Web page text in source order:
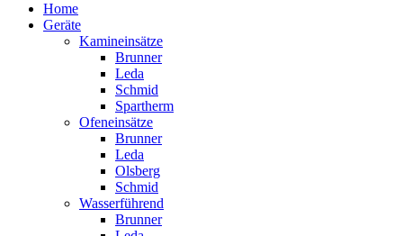
Home
Geräte
Kamineinsätze
Brunner
Leda
Schmid
Spartherm
Ofeneinsätze
Brunner
Leda
Olsberg
Schmid
Wasserführend
Brunner